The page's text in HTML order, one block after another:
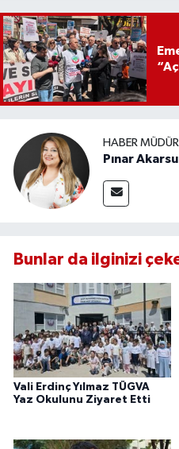
HABER
Pınar Akarsu
Bunlar da ilginizi
Vali Erdinç Yılmaz TÜGVA
Yaz Okulunu Ziyaret Etti